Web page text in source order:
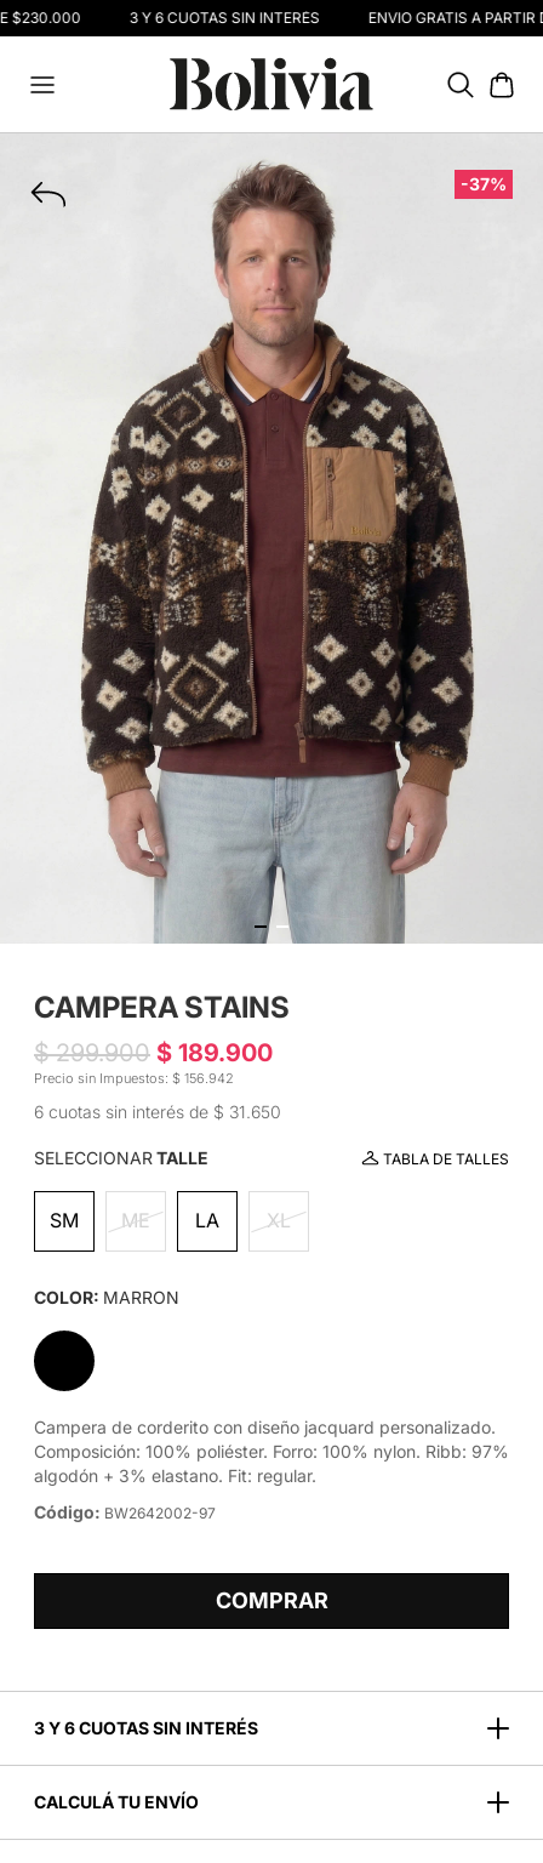
$230.000 3 Y 6 CUOTAS SIN INTERÉS ENVIO GRATIS A
-37%
CAMPERA STAINS
$ 299.900 $ 189.900
Precio sin Impuestos: $ 156.942
6 cuotas sin interés de $ 31.650
TABLA DE TALLES
SELECCIONARTALLE
SM ME LA XL
COLOR: MARRON
Campera de corderito con diseño jacquard personalizado.
Composición: 100% poliéster. Forro: 100% nylon. Ribb: 97%
algodón + 3% elastano. Fit: regular.
Código: BW2642002-97
COMPRAR
3 Y 6 CUOTAS SIN INTERÉS
CALCULÁ TU ENVÍO